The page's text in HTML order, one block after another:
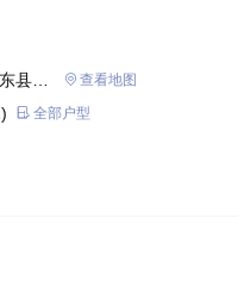
县巽
查看地图
全部户型